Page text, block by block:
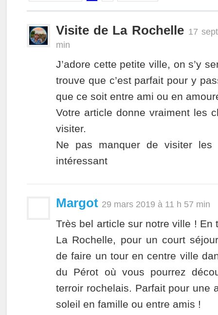
Visite de La Rochelle 17
min
J’adore cette petite ville, on s’y
trouve que c’est parfait pour y
que ce soit entre ami ou en
Votre article donne vraiment les
visiter.
Ne pas manquer de visiter les
intéressant
Margot 29 mars 2019 à 11 h 57 min
Très bel article sur notre ville ! En
La Rochelle, pour un court
de faire un tour en centre ville
du Pérot où vous pourrez
terroir rochelais. Parfait pour une
soleil en famille ou entre amis !